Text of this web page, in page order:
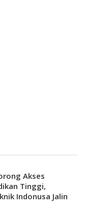
Akses
Tinggi,
Indonusa Jalin